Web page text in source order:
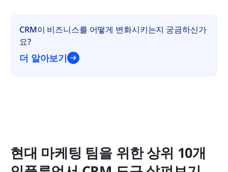
CRM이 비즈니스를 어떻게 변화시키는지 궁금하신가
요?
더 알아보기
현대 마케팅 팀을 위한 상위 10개